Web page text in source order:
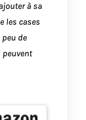
à sa
les cases
de